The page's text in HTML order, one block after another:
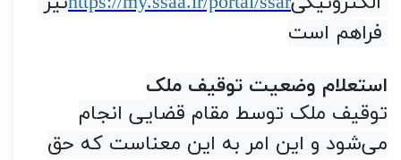
فراهم است
استعلام وضعیت توقیف ملک
توقیف ملک توسط مقام قضایی انجام
می‌شود و این امر به این معناست که حق